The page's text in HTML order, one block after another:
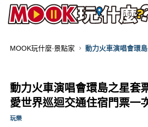
MOOK玩什麼‧景點家
動力火車演唱會環
動力火車演唱會環島之星套
愛世界巡迴交通住宿門票一
玩樂